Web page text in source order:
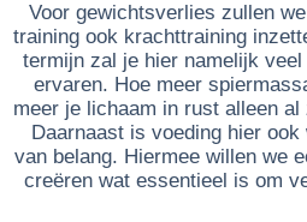
Voor gewichtsverlies zullen
training ook krachttraining
termijn zal je hier namelijk
ervaren. Hoe meer
meer je lichaam in rust alleen al
Daarnaast is voeding hier ook
van belang. Hiermee willen we
creëren wat essentieel is om